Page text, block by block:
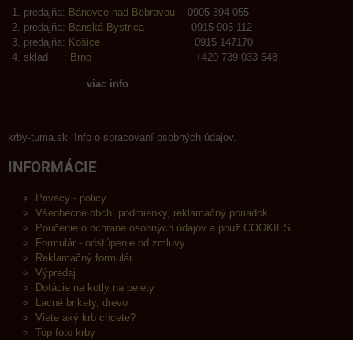
predajňa: Bánovce nad Bebravou 0905 394 055
predajňa: Banská Bystrica 0915 905 112
predajňa: Košice 0915 147170
sklad : Brno +420 739 033 548
viac info
krby-tuma.sk Info o spracovaní osobných údajov.
INFORMÁCIE
Privacy - policy
Všeobecné obch. podmienky, reklamačný poriadok
Poučenie o ochrane osobných údajov a použ.COOKIES
Formulár - odstúpenie od zmluvy
Reklamačný formulár
Výpredaj
Dotácie na kotly na pelety
Lacné brikety, drevo
Viete aký krb chcete?
Top foto krby